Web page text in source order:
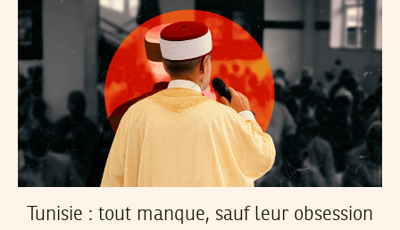
Tunisie : tout manque, sauf leur obsession